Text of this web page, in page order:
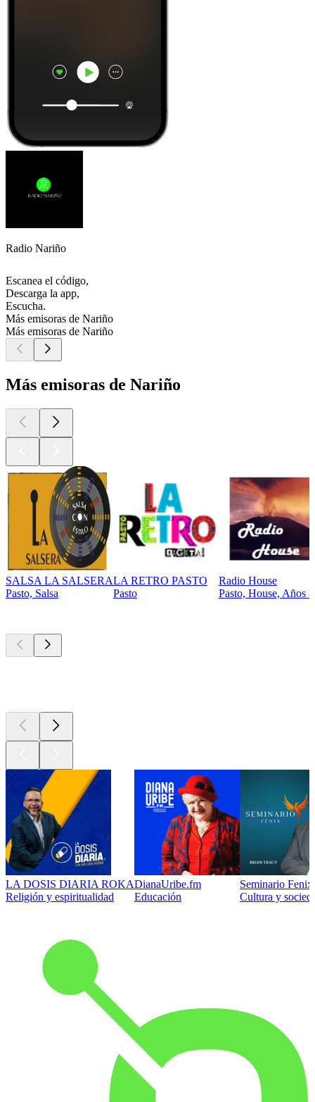
Radio Nariño
Escanea el código,
Descarga la app,
Escucha.
Más emisoras de Nariño
Más emisoras de Nariño
Más emisoras de Nariño
SALSA LA SALSERA
Pasto, Salsa
LA RETRO PASTO
Pasto
Radio House
Pasto, House, Años
LA DOSIS DIARIA ROKA
Religión y espiritualidad
DianaUribe.fm
Educación
Seminario
Cultura y